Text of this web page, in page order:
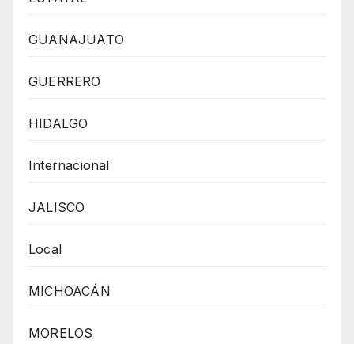
GUANAJUATO
GUERRERO
HIDALGO
Internacional
JALISCO
Local
MICHOACÁN
MORELOS